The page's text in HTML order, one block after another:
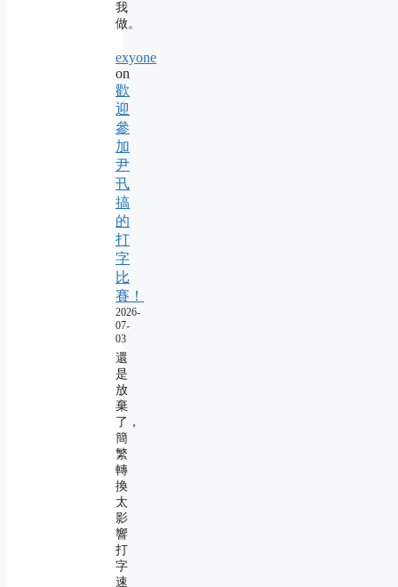
我
做。
exyone
on
歡
迎
參
加
尹
卂
搞
的
打
字
比
賽！
2026-
07-
03
還
是
放
棄
了，
簡
繁
轉
換
太
影
響
打
字
速